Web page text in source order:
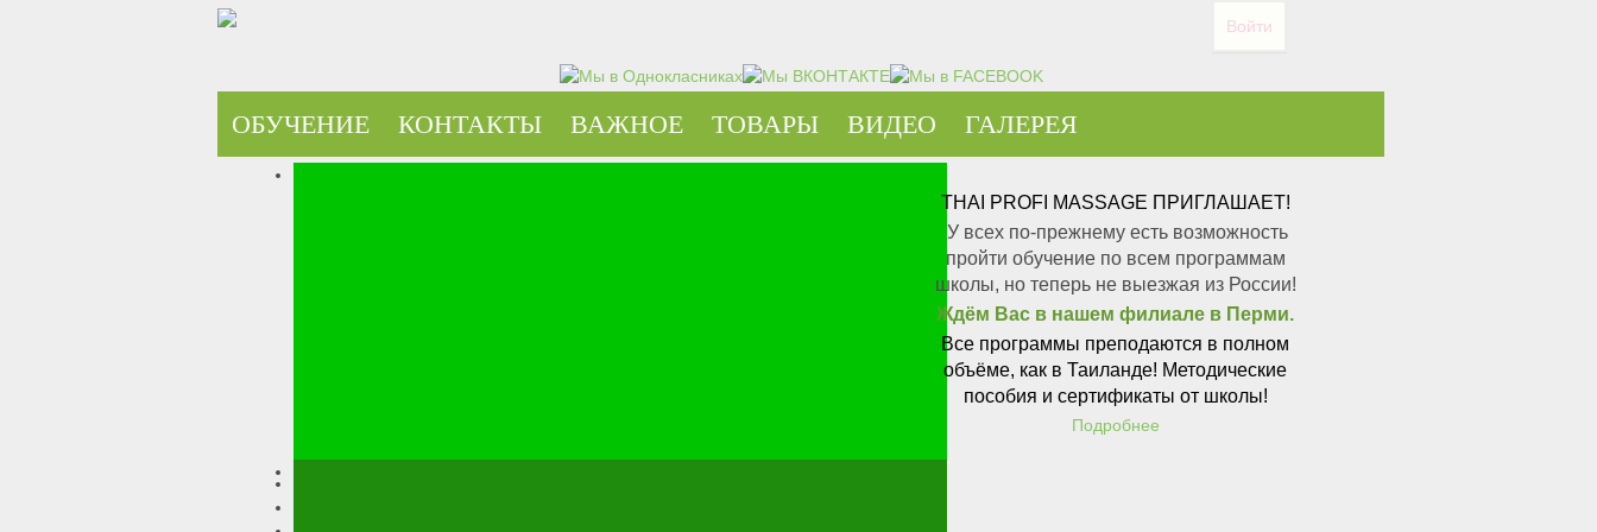
Войти
ОБУЧЕНИЕ КОНТАКТЫ ВАЖНОЕ ТОВАРЫ ВИДЕО ГАЛЕРЕЯ
THAI PROFI MASSAGE ПРИГЛАШАЕТ!
У всех по-прежнему есть возможность
пройти обучение по всем программам
школы, но теперь не выезжая из России!
Ждём Вас в нашем филиале в Перми.
Все программы преподаются в полном
объёме, как в Таиланде! Методические
пособия и сертификаты от школы!
Подробнее